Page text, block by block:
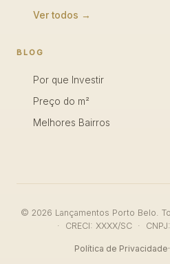
Ver todos →
BLOG
Por que Investir
Preço do m²
Melhores Bairros
© 2026 Lançamentos Porto Belo.
· CRECI: XXXX/SC ·
Política de Privacidade·